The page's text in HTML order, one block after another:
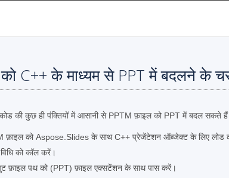
C++ के माध्यम से PPT में बदलने के
की कुछ ही पंक्तियों में आसानी से PPTM फ़ाइल को PPT में बदल सकते
फ़ाइल को Aspose.Slides के साथ C++ प्रेजेंटेशन ऑब्जेक्ट के लिए लोड
को कॉल करें।
फ़ाइल पथ को (PPT) फ़ाइल एक्सटेंशन के साथ पास करें।